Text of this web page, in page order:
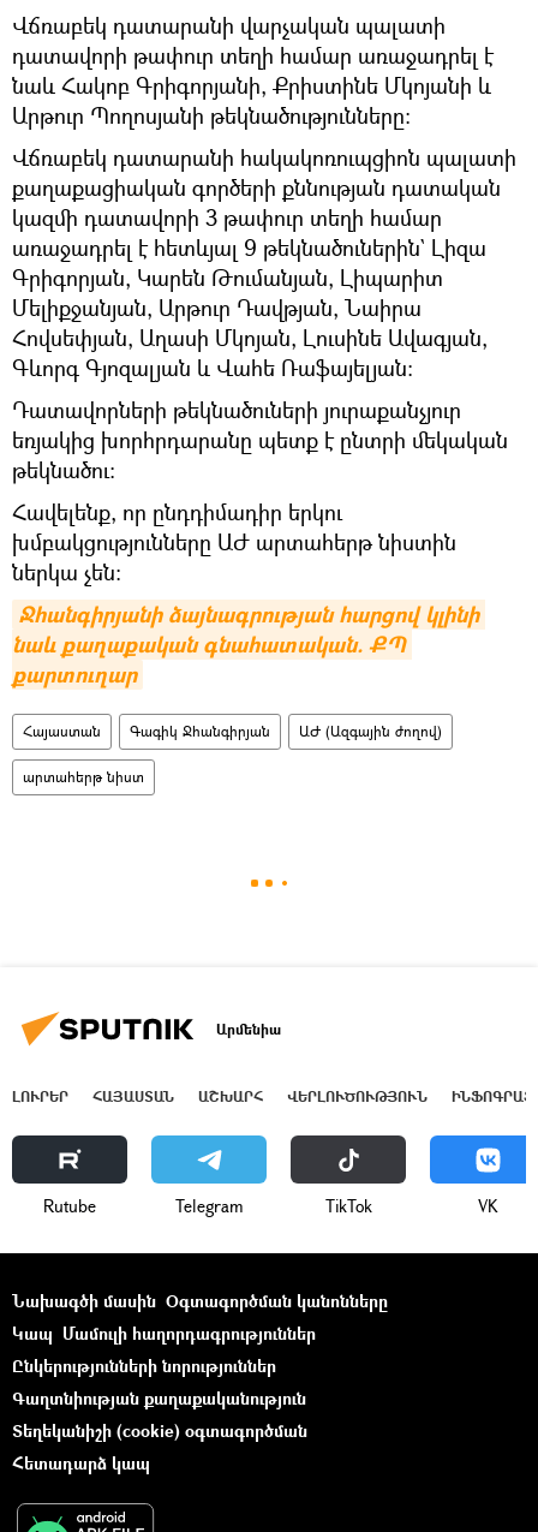
Վճռաբեկ դատարանի վարչական պալատի
դատավորի թափուր տեղի համար առաջադրել է
նաև Հակոբ Գրիգորյանի, Քրիստինե Մկոյանի և
Արթուր Պողոսյանի թեկնածությունները:
Վճռաբեկ դատարանի հակակոռուպցիոն պալատի
քաղաքացիական գործերի քննության դատական
կազմի դատավորի 3 թափուր տեղի համար
առաջադրել է հետևյալ 9 թեկնածուներին` Լիզա
Գրիգորյան, Կարեն Թումանյան, Լիպարիտ
Մելիքջանյան, Արթուր Դավթյան, Նաիրա
Հովսեփյան, Աղասի Մկոյան, Լուսինե Ավագյան,
Գևորգ Գյոզալյան և Վահե Ռաֆայելյան։
Դատավորների թեկնածուների յուրաքանչյուր
եռյակից խորհրդարանը պետք է ընտրի մեկական
թեկնածու։
Հավելենք, որ ընդդիմադիր երկու
խմբակցությունները ԱԺ արտահերթ նիստին
ներկա չեն։
Ջհանգիրյանի ձայնագրության հարցով կլինի
նաև քաղաքական գնահատական. ՔՊ
քարտուղար
Հայաստան Գագիկ Ջհանգիրյան ԱԺ (Ազգային ժողով)
արտահերթ նիստ
Արմենիա
ԼՈՒՐԵՐ ՀԱՅԱՍՏԱՆ ԱՇԽԱՐՀ ՎԵՐԼՈՒԾՈՒԹՅՈՒՆ
Rutube Telegram ТikТоk VK
Նախագծի մասին Օգտագործման կանոնները
Կապ Մամուլի հաղորդագրություններ
Ընկերությունների նորություններ
Գաղտնիության քաղաքականություն
Տեղեկանիշի (cookie) օգտագործման
Հետադարձ կապ